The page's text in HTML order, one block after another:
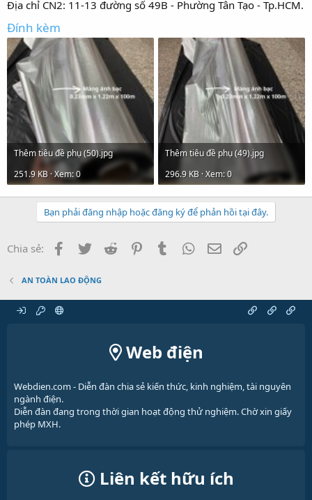
Địa chỉ CN2: 11-13 đường số 49B - Phường Tân Tạo - Tp.HCM.
Đính kèm
Thêm tiêu đề phụ (50).jpg
251.9 KB · Xem: 0
Thêm tiêu đề phụ (49).jpg
296.9 KB · Xem: 0
Bạn phải đăng nhập hoặc đăng ký để phản hồi tại đây.
Chia sẻ: Facebook
Twitter Reddit PinterestTumblr WhatsApp
Email
AN TOÀN LAO ĐỘNG
Web điện
Webdien.com - Diễn đàn chia sẻ kiến thức, kinh nghiệm, tài nguyên
ngành điện.
Diễn đàn đang trong thời gian hoạt động thử nghiệm. Chờ xin giấy
phép MXH.
Liên kết hữu ích